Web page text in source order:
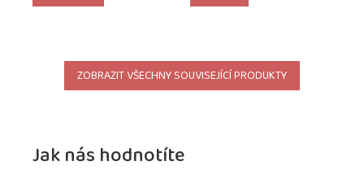
ZOBRAZIT VŠECHNY SOUVISEJÍCÍ PRODUKTY
Jak nás hodnotíte